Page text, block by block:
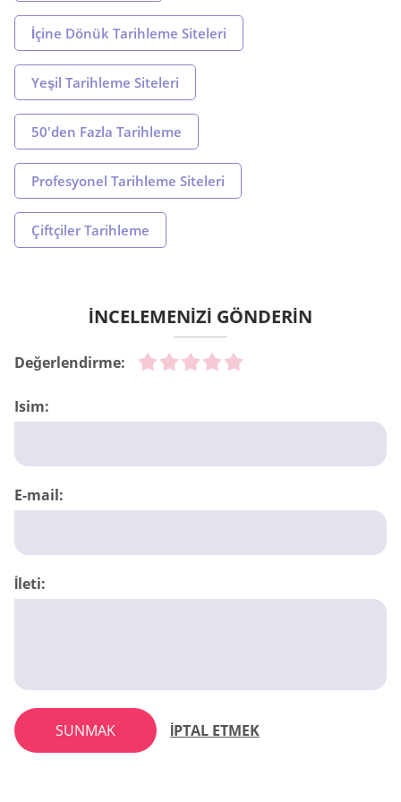
İçine Dönük Tarihleme Siteleri
Yeşil Tarihleme Siteleri
50'den Fazla Tarihleme
Profesyonel Tarihleme Siteleri
Çiftçiler Tarihleme
İNCELEMENİZİ GÖNDERİN
Değerlendirme:
Isim:
E-mail:
İleti:
SUNMAK İPTAL ETMEK